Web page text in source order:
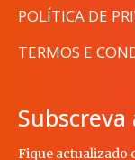
POLÍTICA DE
TERMOS E
Fique actualizado